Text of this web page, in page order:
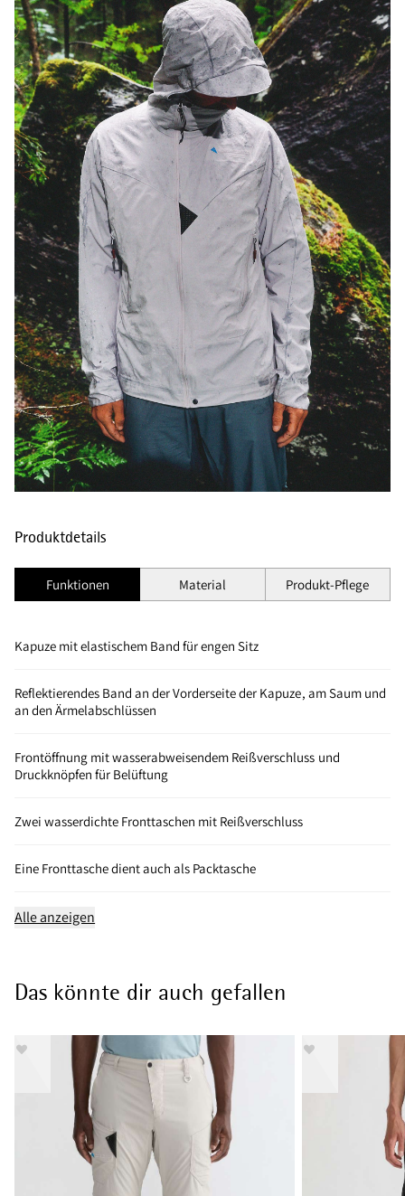
Produktdetails
Funktionen Material Produkt-Pflege
Kapuze mit elastischem Band für engen Sitz
Reflektierendes Band an der Vorderseite der Kapuze, am Saum und
an den Ärmelabschlüssen
Frontöffnung mit wasserabweisendem Reißverschluss und
Druckknöpfen für Belüftung
Zwei wasserdichte Fronttaschen mit Reißverschluss
Eine Fronttasche dient auch als Packtasche
Alle anzeigen
Das könnte dir auch gefallen